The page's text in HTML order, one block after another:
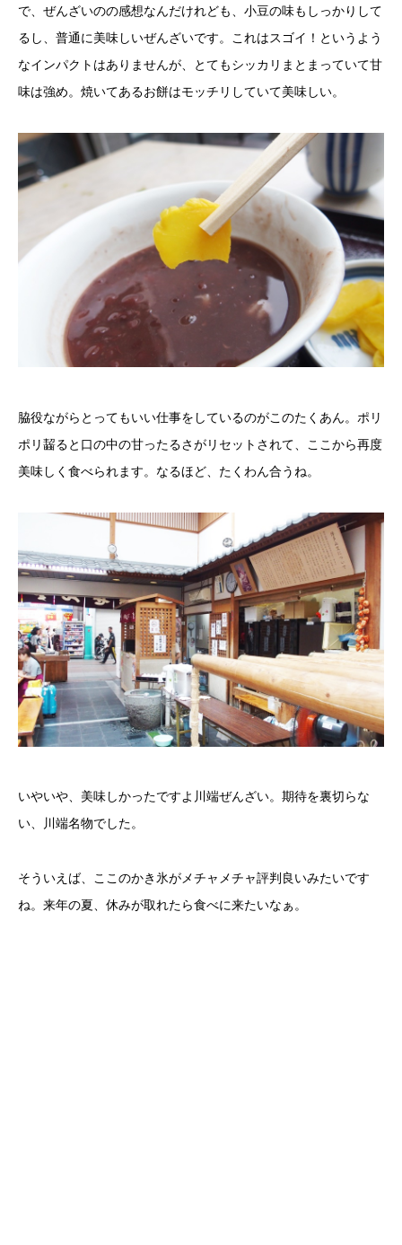
で、ぜんざいのの感想なんだけれども、小豆の味もしっかりして
るし、普通に美味しいぜんざいです。これはスゴイ！というよう
なインパクトはありませんが、とてもシッカリまとまっていて甘
味は強め。焼いてあるお餅はモッチリしていて美味しい。
脇役ながらとってもいい仕事をしているのがこのたくあん。ポリ
ポリ齧ると口の中の甘ったるさがリセットされて、ここから再度
美味しく食べられます。なるほど、たくわん合うね。
いやいや、美味しかったですよ川端ぜんざい。期待を裏切らな
い、川端名物でした。
そういえば、ここのかき氷がメチャメチャ評判良いみたいです
ね。来年の夏、休みが取れたら食べに来たいなぁ。